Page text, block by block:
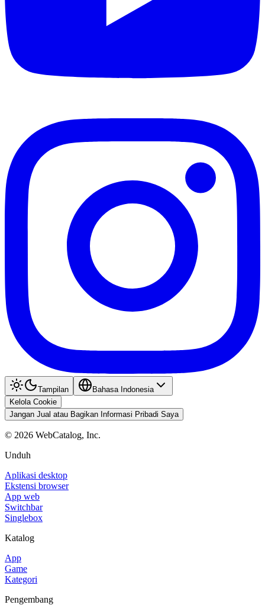
Tampilan
Bahasa Indonesia
Kelola Cookie
Jangan Jual atau Bagikan Informasi Pribadi Saya
© 2026 WebCatalog, Inc.
Unduh
Aplikasi desktop
Ekstensi browser
App web
Switchbar
Singlebox
Katalog
App
Game
Kategori
Pengembang